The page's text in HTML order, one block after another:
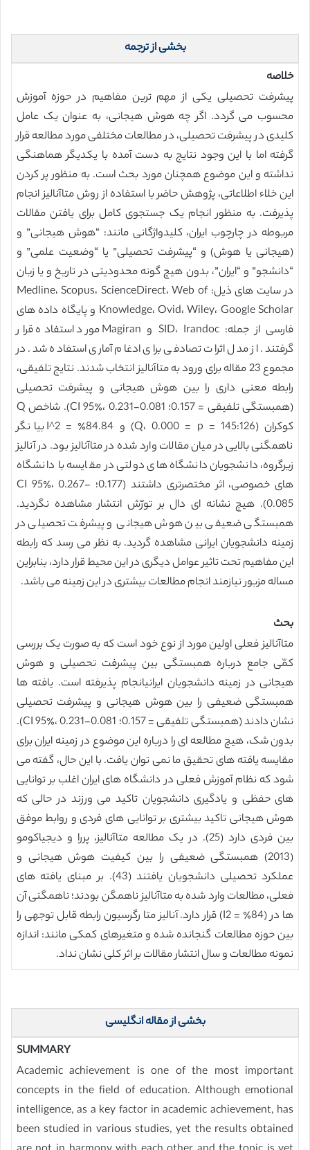
بخشی از ترجمه
خلاصه
پیشرفت تحصیلی یکی از مهم ترین مفاهیم در حوزه آموزش
محسوب می گردد. اگر چه هوش هیجانی، به عنوان یک عامل
کلیدی در پیشرفت تحصیلی، در مطالعات مختلفی مورد مطالعه قرار
گرفته اما با این وجود نتایج به دست آمده با یکدیگر هماهنگی
نداشته و این موضوع همچنان مورد بحث است. به منظور پر کردن
این خلاء اطلاعاتی، پژوهش حاضر با استفاده از روش متاآنالیز انجام
پذیرفت. به منظور انجام یک جستجوی کامل برای یافتن مقالات
مربوطه در چارچوب ایران، کلیدواژگانی مانند: “هوش هیجانی” و
(هیجانی یا هوش) و “پیشرفت تحصیلی” یا “وضعیت علمی” و
“دانشجو” و “ایران”، بدون هیچ گونه محدودیتی در تاریخ و یا زبان
در سایت های ذیل: Medline، Scopus، ScienceDirect، Web of
Knowledge، Ovid، Wiley، Google Scholar و پایگاه داده های
فارسی از جمله: SID، Irandoc و Magiran مورد استفاده قرار
گرفتند. از مدل اثرات تصادفی برای ادغام آماری استفاده شد. در
مجموع 23 مقاله برای ورود به متاآنالیز انتخاب شدند. نتایج تلفیقی،
رابطه معنی داری را بین هوش هیجانی و پیشرفت تحصیلی
(همبستگی تلفیقی = 0.157؛ CI 95٪، 0.231-0.081). شاخص Q
کوکران (145:126 = Q، 0.000 = p) و 84.84٪ = I^2 بیانگر
ناهمگنی بالایی در میان مقالات وارد شده در متاآنالیز بود. در آنالیز
زیرگروه، دانشجویان دانشگاه های دولتی در مقایسه با دانشگاه
های خصوصی، اثر مختصرتری داشتند (0.177؛ CI 95٪، 0.267-
0.085). هیچ نشانه ای دال بر تورّش انتشار مشاهده نگردید.
همبستگی ضعیفی بین هوش هیجانی و پیشرفت تحصیلی در
زمینه دانشجویان ایرانی مشاهده گردید. به نظر می رسد که رابطه
این مفاهیم تحت تاثیر عوامل دیگری در این محیط قرار دارد، بنابراین
مساله مزبور نیازمند انجام مطالعات بیشتری در این زمینه می باشد.
بحث
متاآنالیز فعلی اولین مورد از نوع خود است که به صورت یک بررسی
کمّی جامع درباره همبستگی بین پیشرفت تحصیلی و هوش
هیجانی در زمینه دانشجویان ایرانیانجام پذیرفته است. یافته ها
همبستگی ضعیفی را بین هوش هیجانی و پیشرفت تحصیلی
نشان دادند (همبستگی تلفیقی = 0.157؛ CI 95٪، 0.231-0.081).
بدون شک، هیچ مطالعه ای را درباره این موضوع در زمینه ایران برای
مقایسه یافته های تحقیق ما نمی توان یافت. با این حال، گفته می
شود که نظام آموزش فعلی در دانشگاه های ایران اغلب بر توانایی
های حفظی و یادگیری دانشجویان تاکید می ورزند در حالی که
هوش هیجانی تاکید بیشتری بر توانایی های فردی و روابط موفق
بین فردی دارد (25). در یک مطالعه متاآنالیز، پررا و دیجیاکومو
(2013) همبستگی ضعیفی را بین کیفیت هوش هیجانی و
عملکرد تحصیلی دانشجویان یافتند (43). بر مبنای یافته های
فعلی، مطالعات وارد شده به متاآنالیز ناهمگن بودند؛ ناهمگنی آن
ها در (84٪ = I2) قرار دارد. آنالیز متا رگرسیون رابطه قابل توجهی را
بین حوزه مطالعات گنجانده شده و متغیرهای کمکی مانند: اندازه
نمونه مطالعات و سال انتشار مقالات بر اثر کلی نشان نداد.
بخشی از مقاله انگلیسی
SUMMARY
Academic achievement is one of the most important
concepts in the field of education. Although emotional
intelligence, as a key factor in academic achievement, has
been studied in various studies, yet the results obtained